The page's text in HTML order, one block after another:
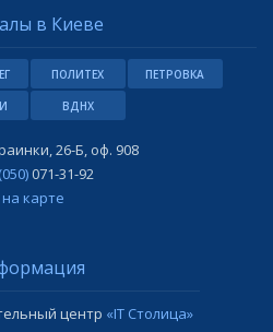
в Киеве
ПОЛИТЕХ ПЕТРОВКА
ВДНХ
26-Б, оф. 908
071-31-92
карте
центр «IT Столица»